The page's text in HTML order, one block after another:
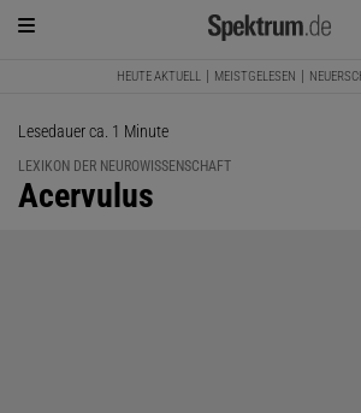
HEUTE AKTUELL MEISTGELESEN
Lesedauer ca. 1 Minute
LEXIKON DER NEUROWISSENSCHAFT
:
Acervulus